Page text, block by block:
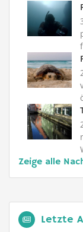
Zeige alle
Letzte